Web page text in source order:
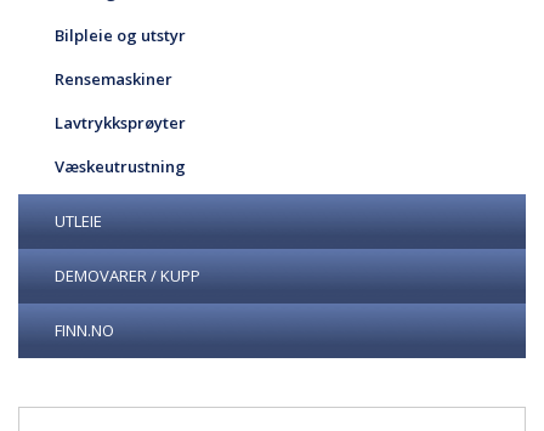
Bilpleie og utstyr
Rensemaskiner
Lavtrykksprøyter
Væskeutrustning
UTLEIE
DEMOVARER / KUPP
FINN.NO